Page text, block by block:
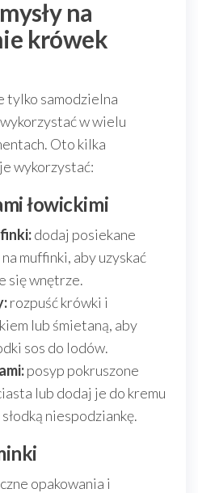
na
krówek
tylko samodzielna
w wielu
Oto kilka
wykorzystać:
łowickimi
dodaj posiekane
muffinki, aby uzyskać
się wnętrze.
rozpuść krówki i
lub śmietaną, aby
sos do lodów.
posyp pokruszone
lub dodaj je do kremu
niespodziankę.
opakowania i